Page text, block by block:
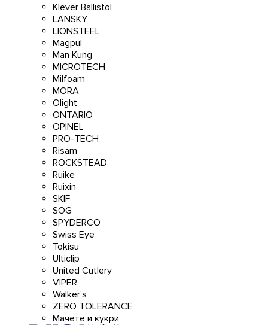
Klever Ballistol
LANSKY
LIONSTEEL
Magpul
Man Kung
MICROTECH
Milfoam
MORA
Olight
ONTARIO
OPINEL
PRO-TECH
Risam
ROCKSTEAD
Ruike
Ruixin
SKIF
SOG
SPYDERCO
Swiss Eye
Tokisu
Ulticlip
United Cutlery
VIPER
Walker's
ZERO TOLERANCE
Мачете и кукри